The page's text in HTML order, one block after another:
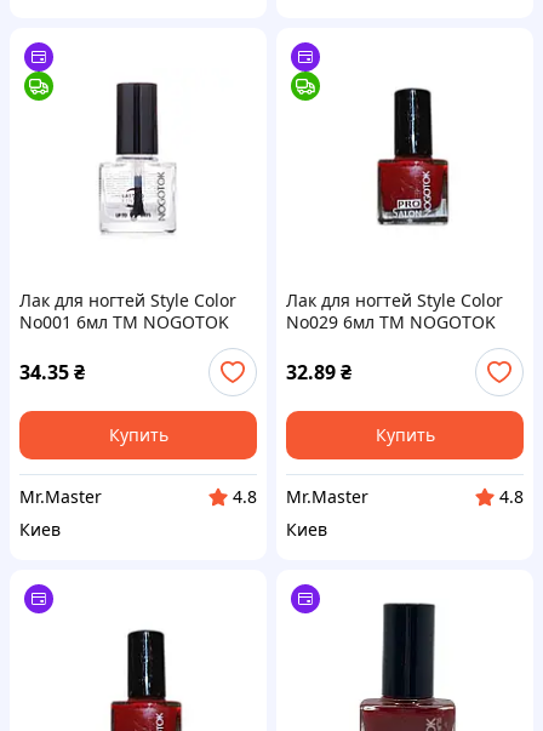
Лак для ногтей Style Color
No001 6мл ТМ NOGOTOK
34.35₴
Купить
Mr.Master
4.8
Киев
Лак для ногтей Style Color
No029 6мл ТМ NOGOTOK
32.89₴
Купить
Mr.Master
4.8
Киев